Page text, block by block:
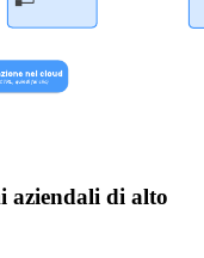
aziendali di alto